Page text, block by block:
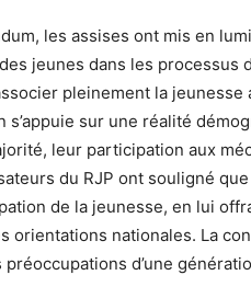
les assises ont mis en
jeunes dans les
pleinement la
s’appuie sur une réalité
leur participation aux
du RJP ont souligné
de la jeunesse, en lui
orientations nationales. La
d’une